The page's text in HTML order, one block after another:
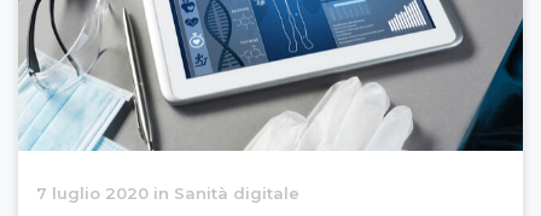
7 luglio 2020 in Sanità digitale